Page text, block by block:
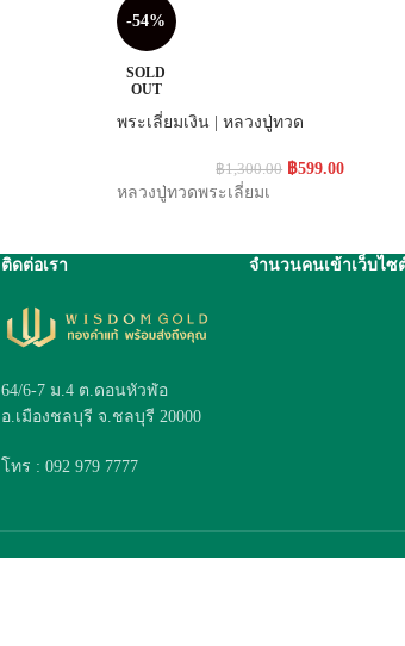
-54%
SOLD
OUT
พระเลี่ยมเงิน | หลวงปู่ทวด
฿1,300.00 ฿599.00
หลวงปู่ทวดพระเลี่ยมเ
ติดต่อเรา
64/6-7 ม.4 ต.ดอนหัวฬ่อ
อ.เมืองชลบุรี จ.ชลบุรี 20000
โทร : 092 979 7777
จำนวนคนเข้าเว็บไซ